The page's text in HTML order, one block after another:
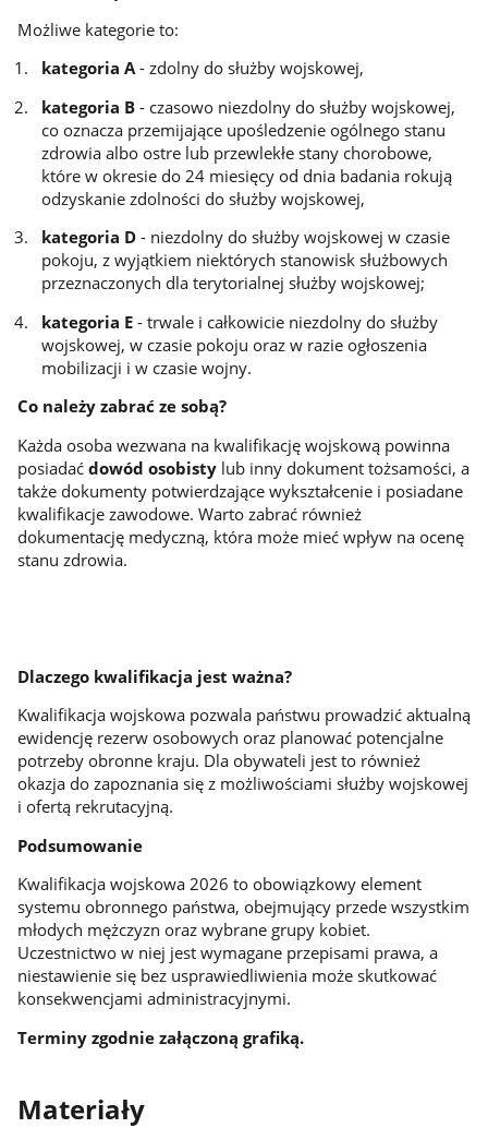
Możliwe kategorie to:
kategoria A- zdolny do służby wojskowej,
kategoria B- czasowo niezdolny do służby wojskowej,
co oznacza przemijające upośledzenie ogólnego stanu
zdrowia albo ostre lub przewlekłe stany chorobowe,
które w okresie do 24 miesięcy od dnia badania rokują
odzyskanie zdolności do służby wojskowej,
kategoria D- niezdolny do służby wojskowej w czasie
pokoju, z wyjątkiem niektórych stanowisk służbowych
przeznaczonych dla terytorialnej służby wojskowej;
kategoria E- trwale i całkowicie niezdolny do służby
wojskowej, w czasie pokoju oraz w razie ogłoszenia
mobilizacji i w czasie wojny.
Co należy zabrać ze sobą?
Każda osoba wezwana na kwalifikację wojskową powinna
posiadać dowód osobistylub inny dokument tożsamości, a
także dokumenty potwierdzające wykształcenie i posiadane
kwalifikacje zawodowe. Warto zabrać również
dokumentację medyczną, która może mieć wpływ na ocenę
stanu zdrowia.
Dlaczego kwalifikacja jest ważna?
Kwalifikacja wojskowa pozwala państwu prowadzić aktualną
ewidencję rezerw osobowych oraz planować potencjalne
potrzeby obronne kraju. Dla obywateli jest to również
okazja do zapoznania się z możliwościami służby wojskowej
i ofertą rekrutacyjną.
Podsumowanie
Kwalifikacja wojskowa 2026 to obowiązkowy element
systemu obronnego państwa, obejmujący przede wszystkim
młodych mężczyzn oraz wybrane grupy kobiet.
Uczestnictwo w niej jest wymagane przepisami prawa, a
niestawienie się bez usprawiedliwienia może skutkować
konsekwencjami administracyjnymi.
Terminy zgodnie załączoną grafiką.
Materiały